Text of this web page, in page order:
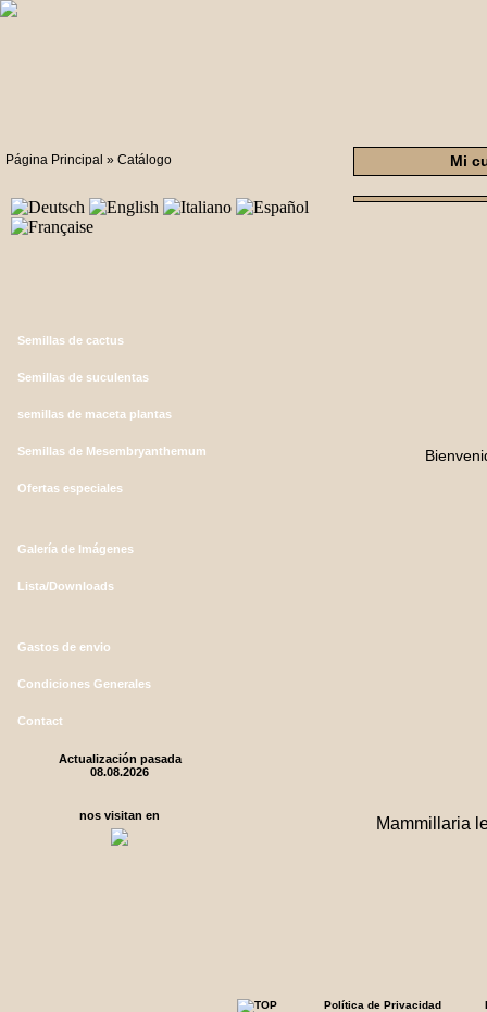
Página Principal » Catálogo Mi
Semillas de cactus
Semillas de suculentas
semillas de maceta plantas
Semillas de Mesembryanthemum
Ofertas especiales
Galería de Imágenes
Lista/Downloads
Gastos de envio
Condiciones Generales
Contact
Actualización pasada
08.08.2026
nos visitan en Mammillaria
Política de Privacidad